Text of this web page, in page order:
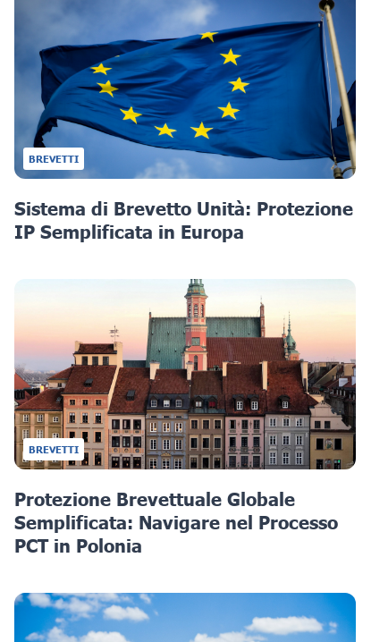
BREVETTI
Sistema di Brevetto Unità: Protezione
IP Semplificata in Europa
BREVETTI
Protezione Brevettuale Globale
Semplificata: Navigare nel Processo
PCT in Polonia